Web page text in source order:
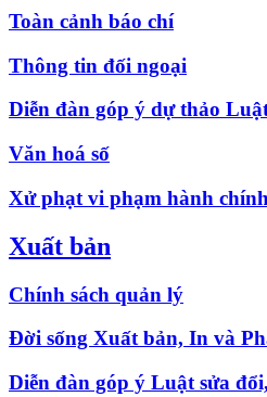
Toàn cảnh báo chí
Thông tin đối ngoại
Diễn đàn góp ý dự thảo
Văn hoá số
Xử phạt vi phạm hành chính
Xuất bản
Chính sách quản lý
Đời sống Xuất bản, In và
Diễn đàn góp ý Luật sửa